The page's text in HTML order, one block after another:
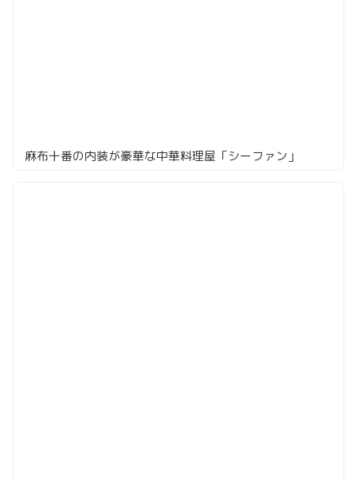
麻布十番の内装が豪華な中華料理屋「シーファン」